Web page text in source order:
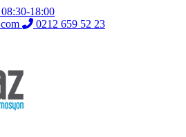
18:00
0212 659 52 23